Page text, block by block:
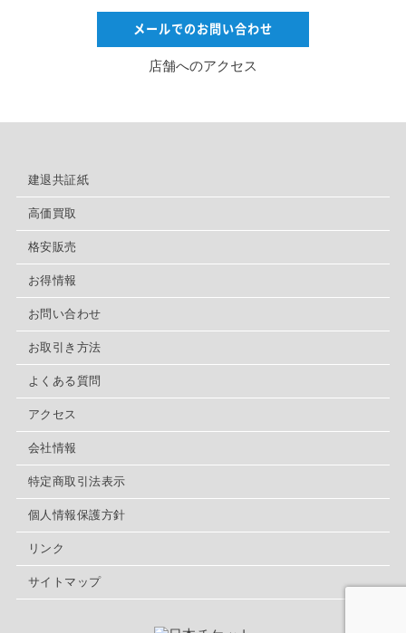
メールでのお問い合わせ
店舗へのアクセス
建退共証紙
高価買取
格安販売
お得情報
お問い合わせ
お取引き方法
よくある質問
アクセス
会社情報
特定商取引法表示
個人情報保護方針
リンク
サイトマップ